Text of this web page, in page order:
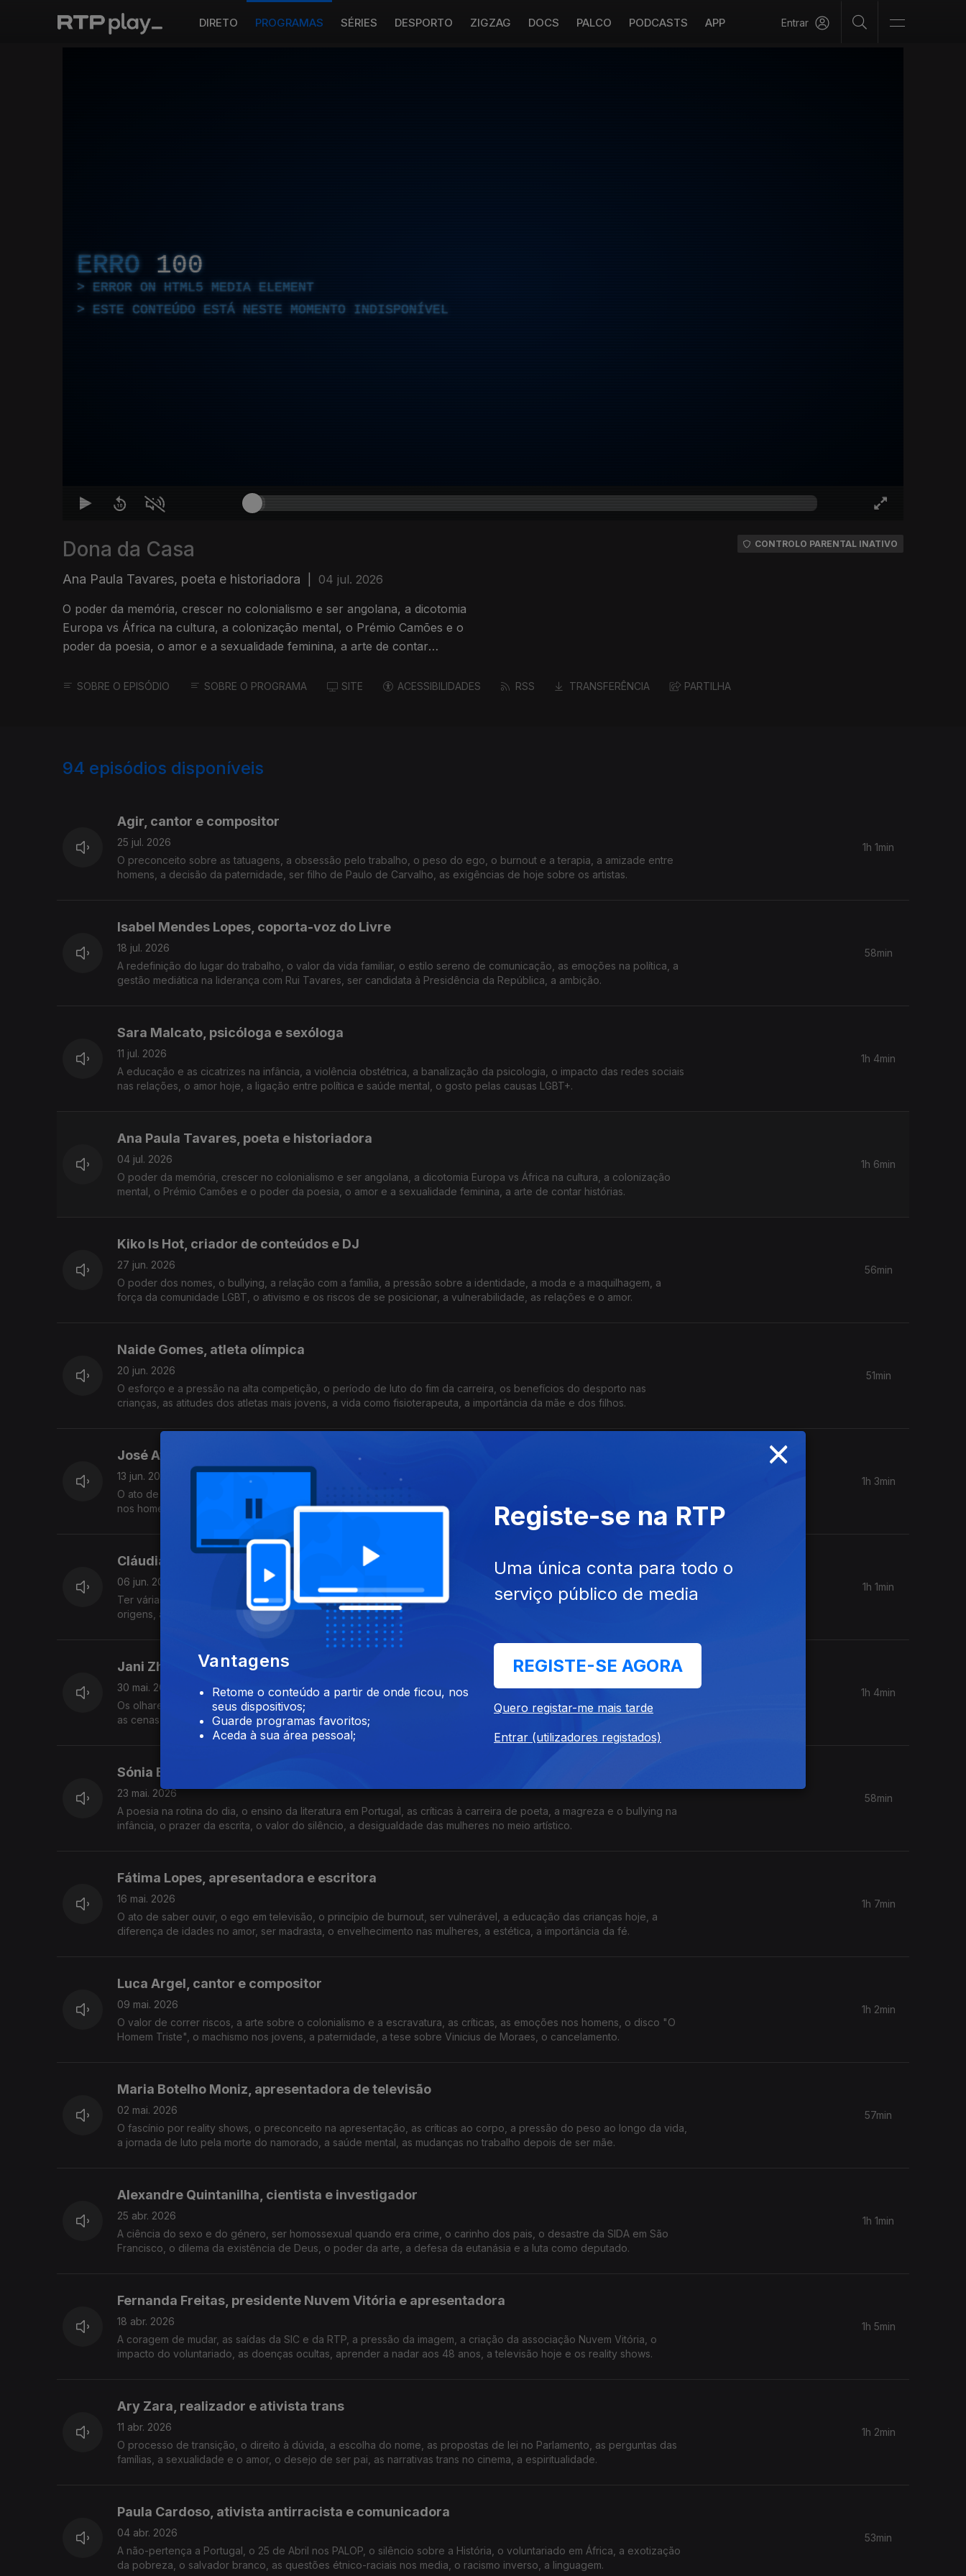
DIRETO PROGRAMAS SÉRIES DESPORTO ZIGZAG DOCS PALCO PODCASTS APP Entrar
ERRO 100
ERROR ON HTML5 MEDIA ELEMENT
ESTE CONTEÚDO ESTÁ NESTE MOMENTO INDISPONÍVEL
Dona da Casa
Ana Paula Tavares, poeta e historiadora 04 jul. 2026
O poder da memória, crescer no colonialismo e ser angolana, a dicotomia
Europa vs África na cultura, a colonização mental, o Prémio Camões e o
poder da poesia, o amor e a sexualidade feminina, a arte de contar
CONTROLO PARENTAL INATIVO
SOBRE O EPISÓDIO SOBRE O PROGRAMA SITE ACESSIBILIDADES RSS TRANSFERÊNCIA PARTILHA
94 episódios disponíveis
Agir, cantor e compositor
25 jul. 2026
O preconceito sobre as tatuagens, a obsessão pelo trabalho, o peso do ego, o burnout e a terapia, a amizade entre
homens, a decisão da paternidade, ser filho de Paulo de Carvalho, as exigências de hoje sobre os artistas.
1h 1min
Isabel Mendes Lopes, coporta-voz do Livre
18 jul. 2026
A redefinição do lugar do trabalho, o valor da vida familiar, o estilo sereno de comunicação, as emoções na política, a
gestão mediática na liderança com Rui Tavares, ser candidata à Presidência da República, a ambição.
58min
Sara Malcato, psicóloga e sexóloga
11 jul. 2026
A educação e as cicatrizes na infância, a violência obstétrica, a banalização da psicologia, o impacto das redes sociais
nas relações, o amor hoje, a ligação entre política e saúde mental, o gosto pelas causas LGBT+.
1h 4min
Ana Paula Tavares, poeta e historiadora
04 jul. 2026
O poder da memória, crescer no colonialismo e ser angolana, a dicotomia Europa vs África na cultura, a colonização
mental, o Prémio Camões e o poder da poesia, o amor e a sexualidade feminina, a arte de contar histórias.
1h 6min
Kiko Is Hot, criador de conteúdos e DJ
27 jun. 2026
O poder dos nomes, o bullying, a relação com a família, a pressão sobre a identidade, a moda e a maquilhagem, a
força da comunidade LGBT, o ativismo e os riscos de se posicionar, a vulnerabilidade, as relações e o amor.
56min
Naide Gomes, atleta olímpica
20 jun. 2026
O esforço e a pressão na alta competição, o período de luto do fim da carreira, os benefícios do desporto nas
crianças, as atitudes dos atletas mais jovens, a vida como fisioterapeuta, a importância da mãe e dos filhos.
51min
José Avillez, chef de cozinha
13 jun. 2026
O ato de fazer História, a intensidade no trabalho, a ausência da vida familiar, a perda do pai aos 7 anos, as emoções
nos homens, os primeiros negócios, as ameaças pelas inovações na cozinha, os bons e os maus clientes.
1h 3min
Cláudia Semedo, atriz e encenadora
06 jun. 2026
Ter várias paixões, o prejuízo de se ser gentil, a série "Novas Narrativas de Caça", as atitudes sobre o cabelo e as
origens, a relação com a Guiné-Bissau, a educação dos filhos, o processo de dirigir um teatro, o medo.
1h 1min
Jani Zhao, atriz
30 mai. 2026
Os olhares sobre a identidade chinesa, as narrativas em televisão, o bullying na escola, os valores da cultura chinesa,
as cenas homossexuais enquanto atriz, as decisões dos pais imigrantes, os ensinamentos do budismo.
1h 4min
Sónia Balacó, atriz e poeta
23 mai. 2026
A poesia na rotina do dia, o ensino da literatura em Portugal, as críticas à carreira de poeta, a magreza e o bullying na
infância, o prazer da escrita, o valor do silêncio, a desigualdade das mulheres no meio artístico.
58min
Fátima Lopes, apresentadora e escritora
16 mai. 2026
O ato de saber ouvir, o ego em televisão, o princípio de burnout, ser vulnerável, a educação das crianças hoje, a
diferença de idades no amor, ser madrasta, o envelhecimento nas mulheres, a estética, a importância da fé.
1h 7min
Luca Argel, cantor e compositor
09 mai. 2026
O valor de correr riscos, a arte sobre o colonialismo e a escravatura, as críticas, as emoções nos homens, o disco "O
Homem Triste", o machismo nos jovens, a paternidade, a tese sobre Vinicius de Moraes, o cancelamento.
1h 2min
Maria Botelho Moniz, apresentadora de televisão
02 mai. 2026
O fascínio por reality shows, o preconceito na apresentação, as críticas ao corpo, a pressão do peso ao longo da vida,
a jornada de luto pela morte do namorado, a saúde mental, as mudanças no trabalho depois de ser mãe.
57min
Alexandre Quintanilha, cientista e investigador
25 abr. 2026
A ciência do sexo e do género, ser homossexual quando era crime, o carinho dos pais, o desastre da SIDA em São
Francisco, o dilema da existência de Deus, o poder da arte, a defesa da eutanásia e a luta como deputado.
1h 1min
Fernanda Freitas, presidente Nuvem Vitória e apresentadora
18 abr. 2026
A coragem de mudar, as saídas da SIC e da RTP, a pressão da imagem, a criação da associação Nuvem Vitória, o
impacto do voluntariado, as doenças ocultas, aprender a nadar aos 48 anos, a televisão hoje e os reality shows.
1h 5min
Ary Zara, realizador e ativista trans
11 abr. 2026
O processo de transição, o direito à dúvida, a escolha do nome, as propostas de lei no Parlamento, as perguntas das
famílias, a sexualidade e o amor, o desejo de ser pai, as narrativas trans no cinema, a espiritualidade.
1h 2min
Paula Cardoso, ativista antirracista e comunicadora
04 abr. 2026
A não-pertença a Portugal, o 25 de Abril nos PALOP, o silêncio sobre a História, o voluntariado em África, a exotização
da pobreza, o salvador branco, as questões étnico-raciais nos media, o racismo inverso, a linguagem.
53min
×
Vantagens
Retome o conteúdo a partir de onde ficou, nos
seus dispositivos;
Guarde programas favoritos;
Aceda à sua área pessoal;
Registe-se na RTP
Uma única conta para todo o
serviço público de media
REGISTE-SE AGORA
Quero registar-me mais tarde
Entrar (utilizadores registados)